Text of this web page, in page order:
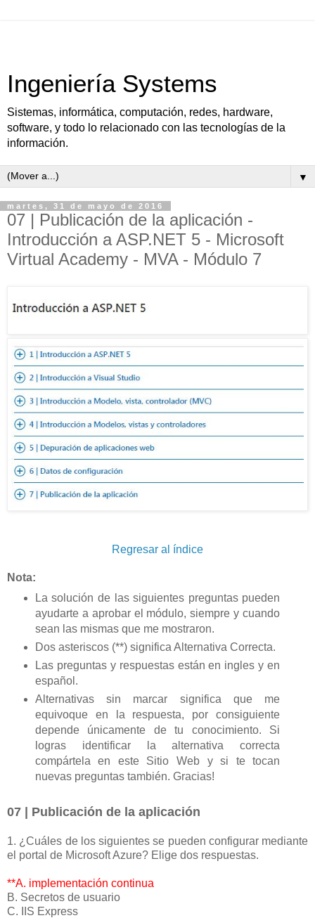
Ingeniería Systems
Sistemas, informática, computación, redes, hardware,
software, y todo lo relacionado con las tecnologías de la
información.
▼
martes, 31 de mayo de 2016
07 | Publicación de la aplicación -
Introducción a ASP.NET 5 - Microsoft
Virtual Academy - MVA - Módulo 7
Regresar al índice
Nota:
La solución de las siguientes preguntas pueden
ayudarte a aprobar el módulo, siempre y cuando
sean las mismas que me mostraron.
Dos asteriscos (**) significa Alternativa Correcta.
Las preguntas y respuestas están en ingles y en
español.
Alternativas sin marcar significa que me
equivoque en la respuesta, por consiguiente
depende únicamente de tu conocimiento. Si
logras identificar la alternativa correcta
compártela en este Sitio Web y si te tocan
nuevas preguntas también. Gracias!
07 | Publicación de la aplicación
1. ¿Cuáles de los siguientes se pueden configurar mediante
el portal de Microsoft Azure? Elige dos respuestas.
**A. implementación continua
B. Secretos de usuario
C. IIS Express